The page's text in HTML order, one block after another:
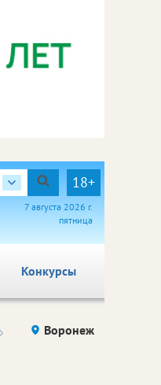
18+
7 августа 2026 г.
пятница
Конкурсы
Здоровье компаний (на
Воронеж